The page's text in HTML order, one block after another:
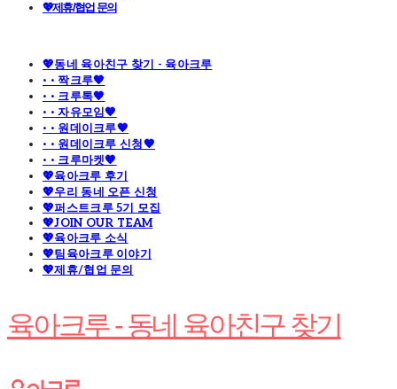
💖제휴/협업 문의
💖동네 육아친구 찾기 - 육아크루
· · 짝크루🧡
· · 크루톡🧡
· · 자유모임🧡
· · 원데이크루🧡
· · 원데이크루 신청🧡
· · 크루마켓🧡
💖육아크루 후기
💖우리 동네 오픈 신청
💖퍼스트크루 5기 모집
💖JOIN OUR TEAM
💖육아크루 소식
💖팀육아크루 이야기
💖제휴/협업 문의
육아크루 - 동네 육아친구 찾기